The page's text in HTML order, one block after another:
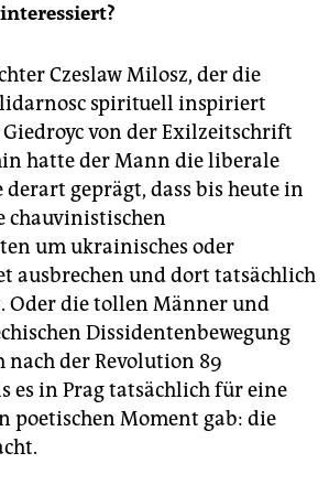
Czeslaw Milosz, der die
spirituell inspiriert
Giedroyc von der Exilzeitschrift
hatte der Mann die liberale
geprägt, dass bis heute in
chauvinistischen
um ukrainisches oder
ausbrechen und dort tatsächlich
Oder die tollen Männer und
Dissidentenbewegung
nach der Revolution 89
es in Prag tatsächlich für eine
poetischen Moment gab: die